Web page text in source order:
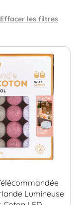
Effacer les filtres
Lumineuse